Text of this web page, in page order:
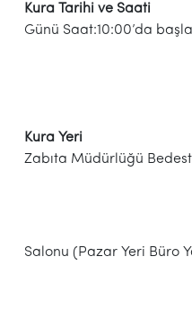
Kura Tarihi ve
Günü Saat:10:00’da
Kura
Zabıta Müdürlüğü
Zemin
Salonu (Pazar Yeri Büro